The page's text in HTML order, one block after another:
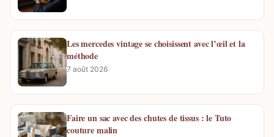
Les mercedes vintage se choisissent avec l’œil et la
méthode
7 août 2026
Faire un sac avec des chutes de tissus : le Tuto
couture malin